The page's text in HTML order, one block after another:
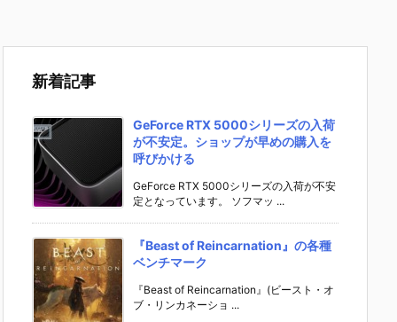
新着記事
GeForce RTX 5000シリーズの入荷
が不安定。ショップが早めの購入を
呼びかける
GeForce RTX 5000シリーズの入荷が不安
定となっています。 ソフマッ ...
『Beast of Reincarnation』の各種
ベンチマーク
『Beast of Reincarnation』(ビースト・オ
ブ・リンカネーショ ...